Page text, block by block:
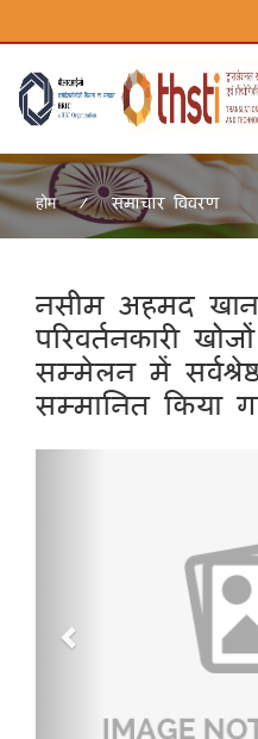
होम समाचार विवरण
नसीम अहमद
परिवर्तनकारी
सम्मेलन में
सम्मानित किया